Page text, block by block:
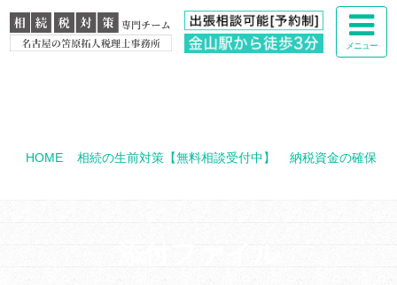
メニュー
HOME> 相続の生前対策【無料相談受付中】 納税資金の確保>